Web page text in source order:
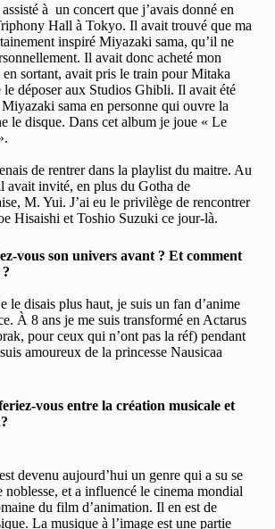
à un concert que j’avais donné en
Hall à Tokyo. Il avait trouvé que ma
inspiré Miyazaki sama, qu’il ne
Il avait donc acheté mon
sortant, avait pris le train pour Mitaka
le déposer aux Studios Ghibli. Il avait été
sama en personne qui ouvre la
le disque. Dans cet album je joue « Le
de rentrer dans la playlist du maitre. Au
avait invité, en plus du Gotha de
M. Yui. J’ai eu le privilège de rencontrer
Hisaishi et Toshio Suzuki ce jour-là.
vous son univers avant ? Et comment
disais plus haut, je suis un fan d’anime
À 8 ans je me suis transformé en Actarus
pour ceux qui n’ont pas la réf) pendant
amoureux de la princesse Nausicaa
vous entre la création musicale et
devenu aujourd’hui un genre qui a su se
noblesse, et a influencé le cinema mondial
du film d’animation. Il en est de
La musique à l’image est une partie